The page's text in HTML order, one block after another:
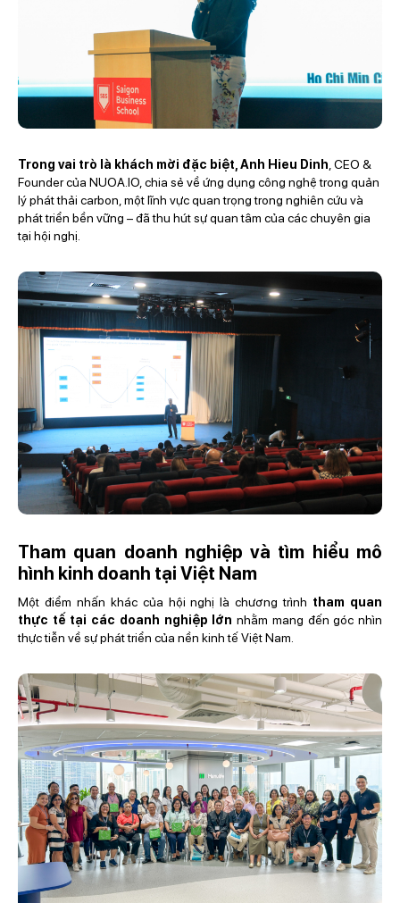
Trong vai trò là khách mời đặc biệt, Anh Hieu Dinh , CEO &
Founder của NUOA.IO, chia sẻ về ứng dụng công nghệ trong quản
lý phát thải carbon, một lĩnh vực quan trọng trong nghiên cứu và
phát triển bền vững – đã thu hút sự quan tâm của các chuyên gia
tại hội nghị.
Tham quan doanh nghiệp và tìm hiểu mô
hình kinh doanh tại Việt Nam
Một điểm nhấn khác của hội nghị là chương trình tham quan
thực tế tại các doanh nghiệp lớn nhằm mang đến góc nhìn
thực tiễn về sự phát triển của nền kinh tế Việt Nam.